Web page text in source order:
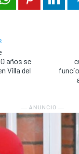
años se
Villa del
― ANUNCIO ―